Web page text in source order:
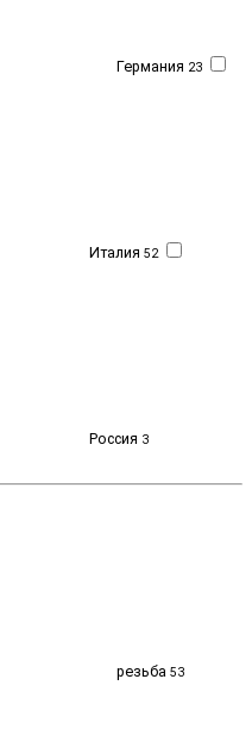
Германия 23
Италия 52
Россия 3
резьба 53